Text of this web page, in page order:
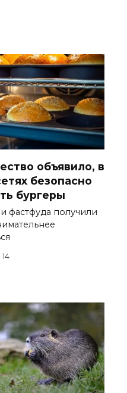
объявило, в
безопасно
бургеры
фастфуда получили
14